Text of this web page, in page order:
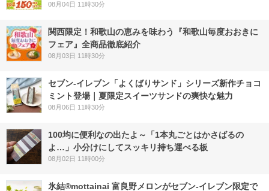
08月04日 11時30分
関西限定！和歌山の恵みを味わう『和歌山毎度おおきに
フェア』全商品徹底紹介
08月03日 11時30分
セブン‐イレブン「よくばりサンド」シリーズ新作チョコ
ミント登場｜夏限定スイーツサンドの爽快な魅力
08月06日 11時30分
100均に便利なの出たよ～「1本丸ごとはかさばるの
よ…」小分けにしてスッキリ持ち運べる板
08月02日 11時00分
氷結®mottainai 富良野メロンがセブン‐イレブン限定で